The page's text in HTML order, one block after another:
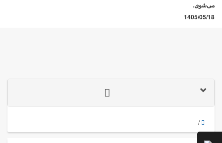
می‌شوی. ️
1405/05/18
/